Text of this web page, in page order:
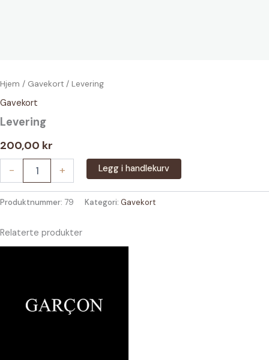
Hjem / Gavekort / Levering
Gavekort
Levering
200,00 kr
-
+ Legg i handlekurv
Produktnummer: 79 Kategori: Gavekort
Relaterte produkter